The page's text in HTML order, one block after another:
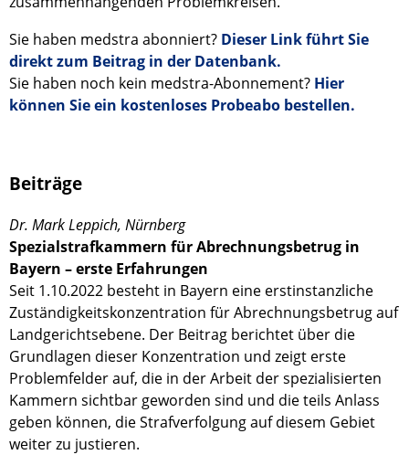
Sie haben medstra abonniert? Dieser Link führt Sie
direkt zum Beitrag in der Datenbank.
Sie haben noch kein medstra-Abonnement? Hier
können Sie ein kostenloses Probeabo bestellen.
Beiträge
Dr. Mark Leppich, Nürnberg
Spezialstrafkammern für Abrechnungsbetrug in
Bayern – erste Erfahrungen
Seit 1.10.2022 besteht in Bayern eine erstinstanzliche
Zuständigkeitskonzentration für Abrechnungsbetrug auf
Landgerichtsebene. Der Beitrag berichtet über die
Grundlagen dieser Konzentration und zeigt erste
Problemfelder auf, die in der Arbeit der spezialisierten
Kammern sichtbar geworden sind und die teils Anlass
geben können, die Strafverfolgung auf diesem Gebiet
weiter zu justieren.